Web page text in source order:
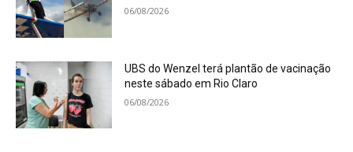
06/08/2026
UBS do Wenzel terá plantão de vacinação
neste sábado em Rio Claro
06/08/2026